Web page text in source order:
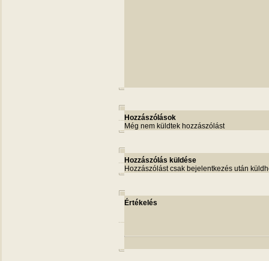
Hozzászólások
Még nem küldtek hozzászólást
Hozzászólás küldése
Hozzászólást csak bejelentkezés után
Értékelés